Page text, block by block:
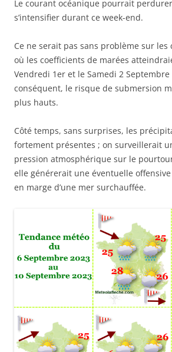
Le courant océanique pourrait
s’intensifier durant ce week-end.
Ce ne serait pas sans problème sur les
où les coefficients de marées
Vendredi 1er et le Samedi 2 Septembre
conséquent, le risque de submersion
plus hauts.
Côté temps, sans surprises, les
fortement présentes ; on surveillerait
pression atmosphérique sur le
elle générerait une éventuelle
en marge d’une mer surchauffée.